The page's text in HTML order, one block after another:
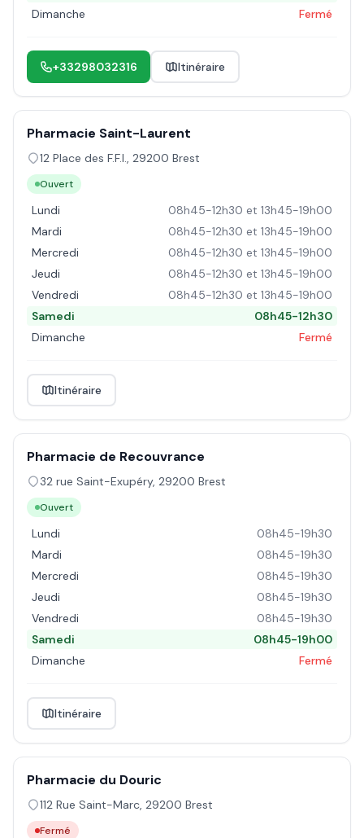
Dimanche Fermé
+33298032316 Itinéraire
Pharmacie Saint-Laurent
12 Place des F.F.I., 29200 Brest
Ouvert
Lundi
08h45-12h30 et 13h45-19h00
Mardi
08h45-12h30 et 13h45-19h00
Mercredi
08h45-12h30 et 13h45-19h00
Jeudi
08h45-12h30 et 13h45-19h00
Vendredi
08h45-12h30 et 13h45-19h00
Samedi
08h45-12h30
Dimanche
Fermé
Itinéraire
Pharmacie de Recouvrance
32 rue Saint-Exupéry, 29200 Brest
Ouvert
Lundi
08h45-19h30
Mardi
08h45-19h30
Mercredi
08h45-19h30
Jeudi
08h45-19h30
Vendredi
08h45-19h30
Samedi
08h45-19h00
Dimanche
Fermé
Itinéraire
Pharmacie du Douric
112 Rue Saint-Marc, 29200 Brest
Fermé